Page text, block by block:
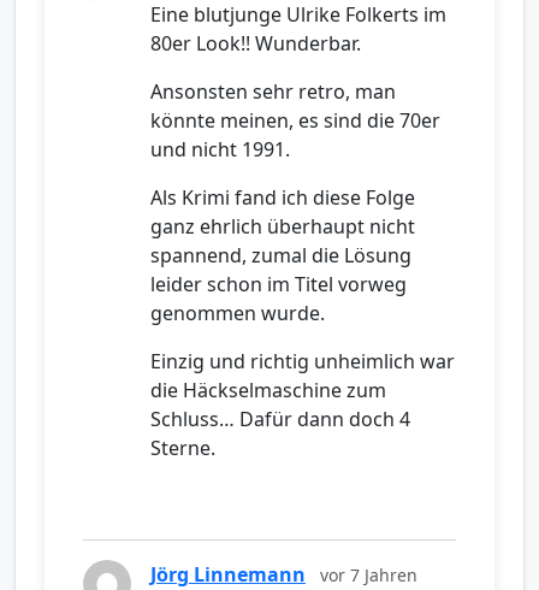
Eine blutjunge Ulrike Folkerts im
80er Look!! Wunderbar.
Ansonsten sehr retro, man
könnte meinen, es sind die 70er
und nicht 1991.
Als Krimi fand ich diese Folge
ganz ehrlich überhaupt nicht
spannend, zumal die Lösung
leider schon im Titel vorweg
genommen wurde.
Einzig und richtig unheimlich war
die Häckselmaschine zum
Schluss… Dafür dann doch 4
Sterne.
Jörg Linnemann vor 7 Jahren